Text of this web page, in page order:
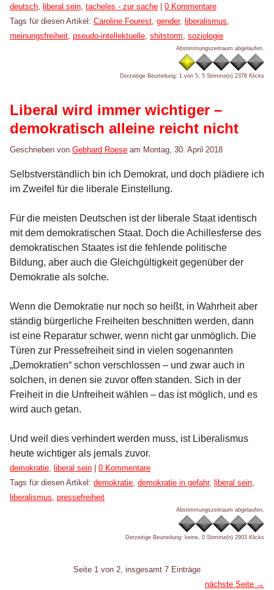
Kategorien:
deutsch liberal sein tacheles - zur sache
0 Kommentare
Tags für diesen Artikel: Caroline Fourest gender, liberalismus
meinungsfreiheit pseudo-intellektuelle shitstorm soziologie
Abstimmungszeitraum abgelaufen.
Derzeitige Beurteilung: 1 von 5, 5 Stimme(n) 2378 Klicks
Liberal wird immer wichtiger –
demokratisch alleine reicht nicht
Geschrieben von Gebhard Roese am Montag, 30. April 2018
Selbstverständlich bin ich Demokrat, und doch plädiere ich
im Zweifel für die liberale Einstellung.
Für die meisten Deutschen ist der liberale Staat identisch
mit dem demokratischen Staat. Doch die Achillesferse des
demokratischen Staates ist die fehlende politische
Bildung, aber auch die Gleichgültigkeit gegenüber der
Demokratie als solche.
Wenn die Demokratie nur noch so heißt, in Wahrheit aber
ständig bürgerliche Freiheiten beschnitten werden, dann
ist eine Reparatur schwer, wenn nicht gar unmöglich. Die
Türen zur Pressefreiheit sind in vielen sogenannten
„Demokratien“ schon verschlossen – und zwar auch in
solchen, in denen sie zuvor offen standen. Sich in der
Freiheit in die Unfreiheit wählen – das ist möglich, und es
wird auch getan.
Und weil dies verhindert werden muss, ist Liberalismus
heute wichtiger als jemals zuvor.
Kategorien:
demokratie liberal sein
0 Kommentare
Tags für diesen Artikel: demokratie demokratie in gefahr, liberal sein
liberalismus pressefreiheit
Abstimmungszeitraum abgelaufen.
Derzeitige Beurteilung: keine, 0 Stimme(n) 2903 Klicks
Seite 1 von 2, insgesamt 7 Einträge
nächste Seite →